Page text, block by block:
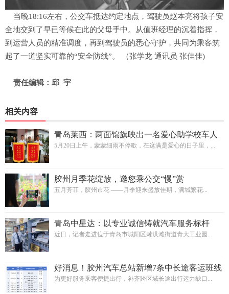
当晚18:16左右，公交车抵达约定地点，驾驶员赵本亮将孩子安
全地交到了早已等候在此的父母手中。从值班经理的沉着指挥，
到运营人员的精准调度，再到驾驶员的悉心守护，共同为乘客筑
起了一道坚实可靠的“安全防线”。 （张学龙 通讯员 张佳佳)
责任编辑：邱 宇
相关内容
青岛莱西：两面锦旗映出一名爱心助学校车人
5月20日上午，蒙蒙细雨不停歇，在这满是爱心的日子里，...
胶州月季花绽放，邀您乘公交“慢”赏
五月芳菲，胶州市花 ——月季迎来盛放佳期，满城繁花...
青岛中星达：以专业诚信铸就汽车服务标杆
近日，记者走进位于青岛市城阳区棘洪滩街道青大工业园...
好消息！胶州汽车总站新增7条中长途客运班线
为更好服务乘客便捷出行，补齐跨区域长途出行运力缺口...